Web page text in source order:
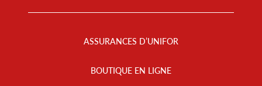
ASSURANCES D’UNIFOR
BOUTIQUE EN LIGNE